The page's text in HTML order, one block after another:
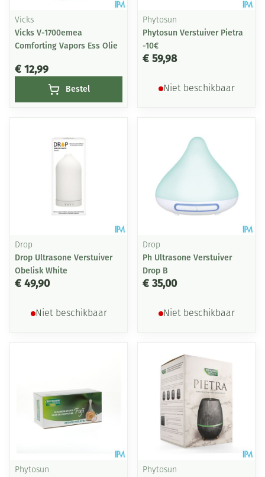
Vicks
Vicks V-1700emea
Comforting Vapors Ess Olie
€ 12,99
Bestel
Phytosun
Phytosun Verstuiver Pietra
-10€
€ 59,98
Niet beschikbaar
Drop
Drop Ultrasone Verstuiver
Obelisk White
€ 49,90
Niet beschikbaar
Drop
Ph Ultrasone Verstuiver
Drop B
€ 35,00
Niet beschikbaar
Phytosun Phytosun